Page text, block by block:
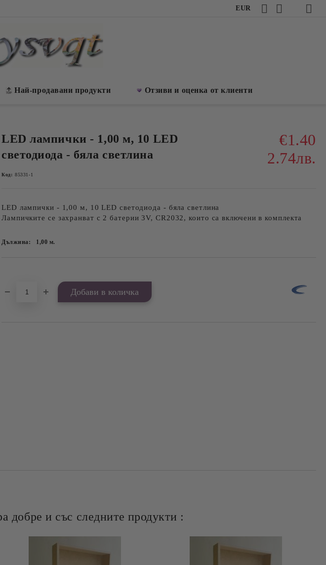
EUR
Най-продавани продукти Отзиви и оценка от клиенти
LED лампички - 1,00 м, 10 LED
светодиода - бяла светлина
€1.40
2.74лв.
Код: 85331-1
LED лампички - 1,00 м, 10 LED светодиода - бяла светлина
Лампичките се захранват с 2 батерии 3V, CR2032, които са включени в комплекта
Дължина: 1,00 м.
добре и със следните продукти :